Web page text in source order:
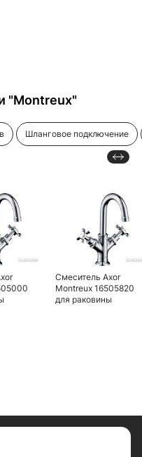
"Montreux"
шланговое подключение
Смеситель Axor
Montreux 16505820
для раковины